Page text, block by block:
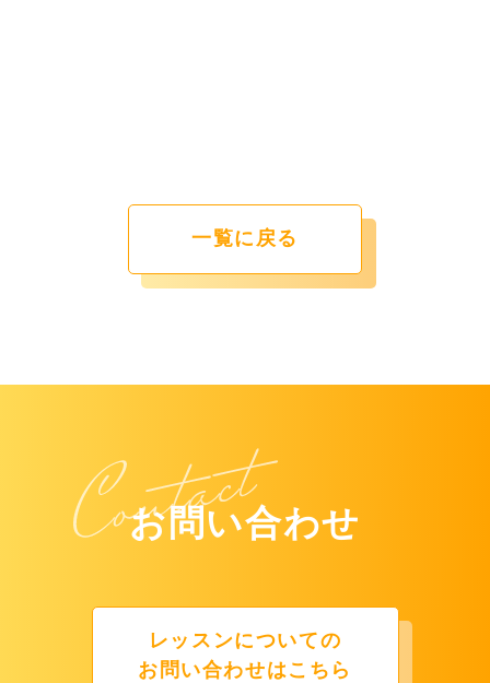
一覧に戻る
お問い合わせ
レッスンについての
お問い合わせはこちら